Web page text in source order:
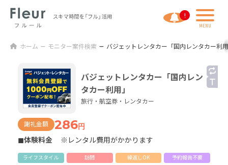
ホーム モニター案件検索 バジェットレンタカー「国内レンタカー利
バジェットレンタカー「国内レン
タカー利用」
旅行・航空券・レンタカー
謝礼金額 286円
◼体験料金 ※レンタル費用がかかります
ライフスタイル 訪問 繰返しOK
予約報告不要